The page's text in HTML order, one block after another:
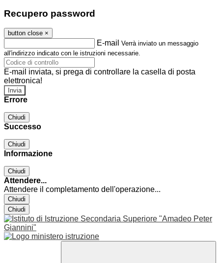
Recupero password
button close ×
E-mail Verrà inviato un messaggio
all'indirizzo indicato con le istruzioni necessarie.
E-mail inviata, si prega di controllare la casella di posta
elettronica!
Errore
Chiudi
Successo
Chiudi
Informazione
Chiudi
Attendere...
Attendere il completamento dell'operazione...
Chiudi
Chiudi